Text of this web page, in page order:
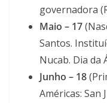
governadora
Maio – 17
Santos.
Nucab. Dia da
Junho – 18
Américas: San